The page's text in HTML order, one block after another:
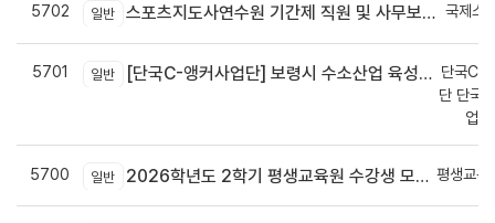
5702 일반 스포츠지도사연수원 기간제 직원 및 사무보조원 채용 공고 국제스
5701 일반 [단국C-앵커사업단] 보령시 수소산업 육성을 위한 기업 지원사업 모집공고
단국C-
단 단국
업
5700 일반 2026학년도 2학기 평생교육원 수강생 모집안내 평생교육